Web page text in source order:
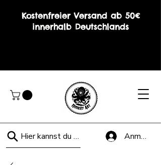
Kostenfreier Versand ab 50€
innerhalb Deutschlands
Hier kannst du suchen! Anmelden